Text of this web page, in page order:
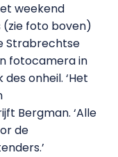
weekend
foto boven)
Strabrechtse
fotocamera in
onheil. ‘Het
Bergman. ‘Alle
de